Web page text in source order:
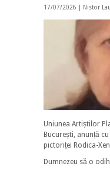
17/07/2026 | Nistor
Uniunea Artiștilor
București, anunță
pictoriței Rodica-
Dumnezeu să o